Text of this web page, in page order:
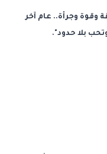
وقوة وجرأة.. عام آخر
بلا حدود".